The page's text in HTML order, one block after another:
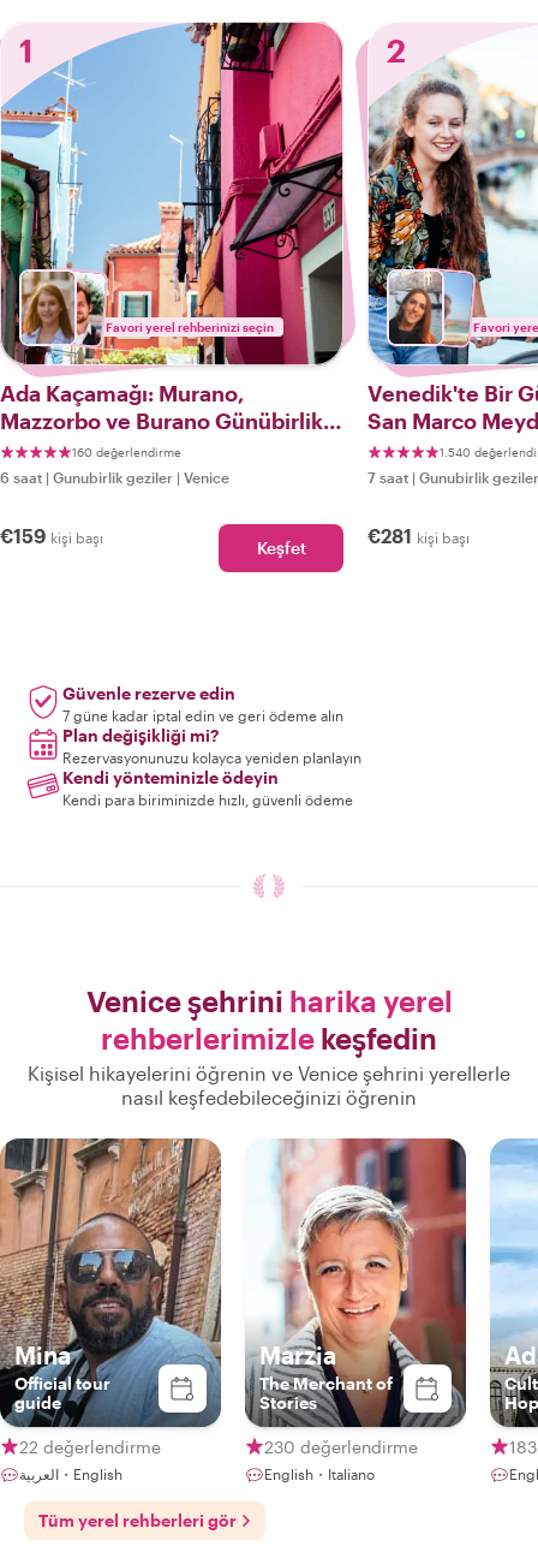
1
Favori yerel rehberinizi seçin
Ada Kaçamağı: Murano,
Mazzorbo ve Burano Günübirlik
Gezisi 160 değerlendirme
6 saat | Gunubirlik geziler | Venice
€159 kişi başı Keşfet
2
Favori
Venedik'te Bir
San Marco
Sarayı, Murano
1.540
7 saat | Gunubirlik geziler
€281 kişi başı
Güvenle rezerve edin
7 güne kadar iptal edin ve geri ödeme alın
Plan değişikliği mi?
Rezervasyonunuzu kolayca yeniden planlayın
Kendi yönteminizle ödeyin
Kendi para biriminizde hızlı, güvenli ödeme
Venice şehrini harika yerel
rehberlerimizle keşfedin
Kişisel hikayelerini öğrenin ve Venice şehrini yerellerle
nasıl keşfedebileceğinizi öğrenin
Mina
Official tour
guide
22 değerlendirme
العربية・English
Marzia
The Merchant of
Stories
230 değerlendirme
English・Italiano
Tüm yerel rehberleri gör